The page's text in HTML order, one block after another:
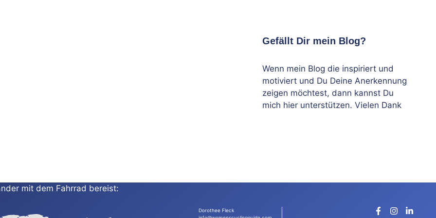
Gefällt Dir mein Blog?
Wenn mein Blog die inspiriert und
motiviert und Du Deine Anerkennung
zeigen möchtest, dann kannst Du
mich hier unterstützen. Vielen Dank
mit dem Fahrrad bereist:
Dorothee Fleck